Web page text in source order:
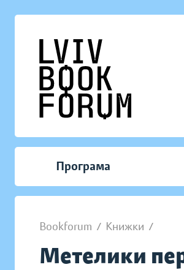
Програма
Bookforum / Книжки /
Метелики